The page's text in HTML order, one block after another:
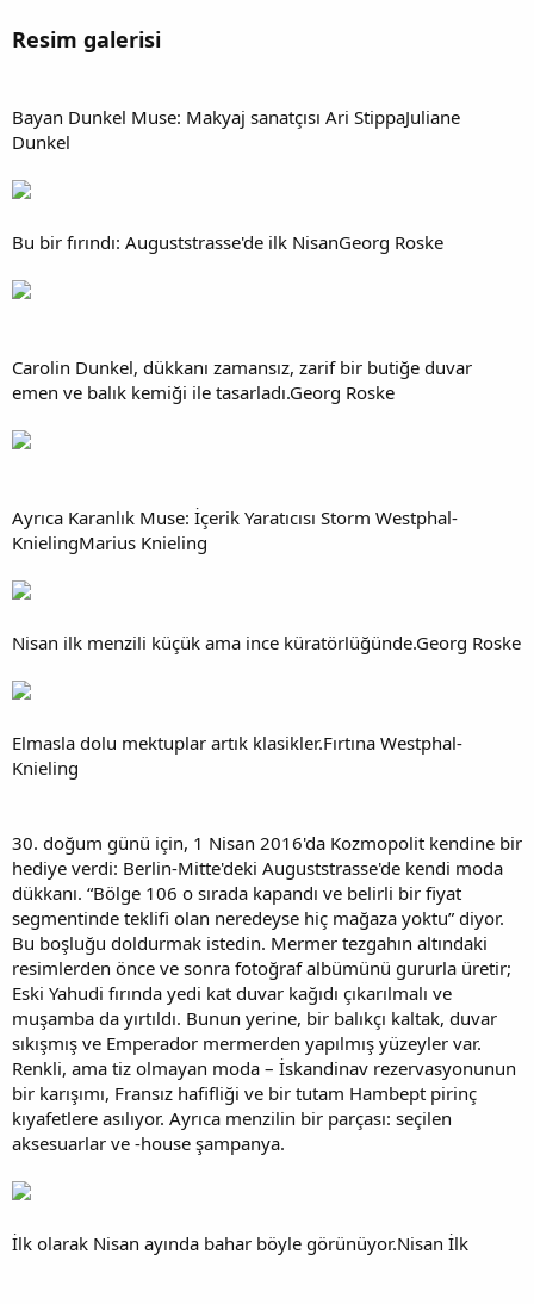
Resim galerisi
Bayan Dunkel Muse: Makyaj sanatçısı Ari StippaJuliane
Dunkel
Bu bir fırındı: Auguststrasse'de ilk NisanGeorg Roske
Carolin Dunkel, dükkanı zamansız, zarif bir butiğe duvar
emen ve balık kemiği ile tasarladı.Georg Roske
Ayrıca Karanlık Muse: İçerik Yaratıcısı Storm Westphal-
KnielingMarius Knieling
Nisan ilk menzili küçük ama ince küratörlüğünde.Georg Roske
Elmasla dolu mektuplar artık klasikler.Fırtına Westphal-
Knieling
30. doğum günü için, 1 Nisan 2016'da Kozmopolit kendine bir
hediye verdi: Berlin-Mitte'deki Auguststrasse'de kendi moda
dükkanı. “Bölge 106 o sırada kapandı ve belirli bir fiyat
segmentinde teklifi olan neredeyse hiç mağaza yoktu” diyor.
Bu boşluğu doldurmak istedin. Mermer tezgahın altındaki
resimlerden önce ve sonra fotoğraf albümünü gururla üretir;
Eski Yahudi fırında yedi kat duvar kağıdı çıkarılmalı ve
muşamba da yırtıldı. Bunun yerine, bir balıkçı kaltak, duvar
sıkışmış ve Emperador mermerden yapılmış yüzeyler var.
Renkli, ama tiz olmayan moda – İskandinav rezervasyonunun
bir karışımı, Fransız hafifliği ve bir tutam Hambept pirinç
kıyafetlere asılıyor. Ayrıca menzilin bir parçası: seçilen
aksesuarlar ve -house şampanya.
İlk olarak Nisan ayında bahar böyle görünüyor.Nisan İlk